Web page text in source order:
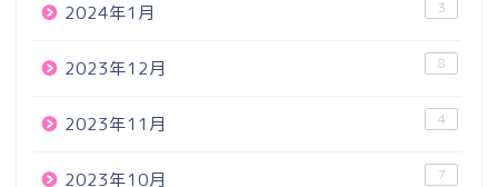
2024年1月 3
2023年12月 8
2023年11月 4
2023年10月 7